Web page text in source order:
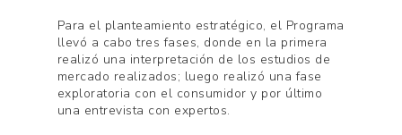
Para el planteamiento estratégico, el Programa
llevó a cabo tres fases, donde en la primera
realizó una interpretación de los estudios de
mercado realizados; luego realizó una fase
exploratoria con el consumidor y por último
una entrevista con expertos.